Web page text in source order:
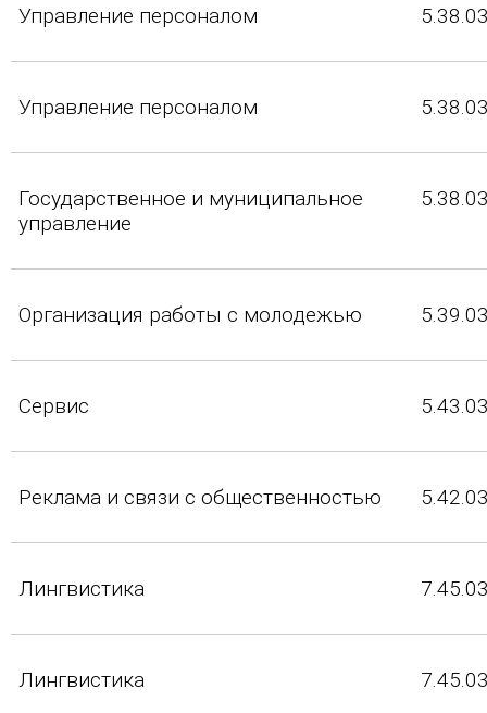
Управление персоналом
Управление персоналом
Государственное и муниципальное
управление
Организация работы с молодежью
Сервис
Реклама и связи с общественностью
Лингвистика
Лингвистика